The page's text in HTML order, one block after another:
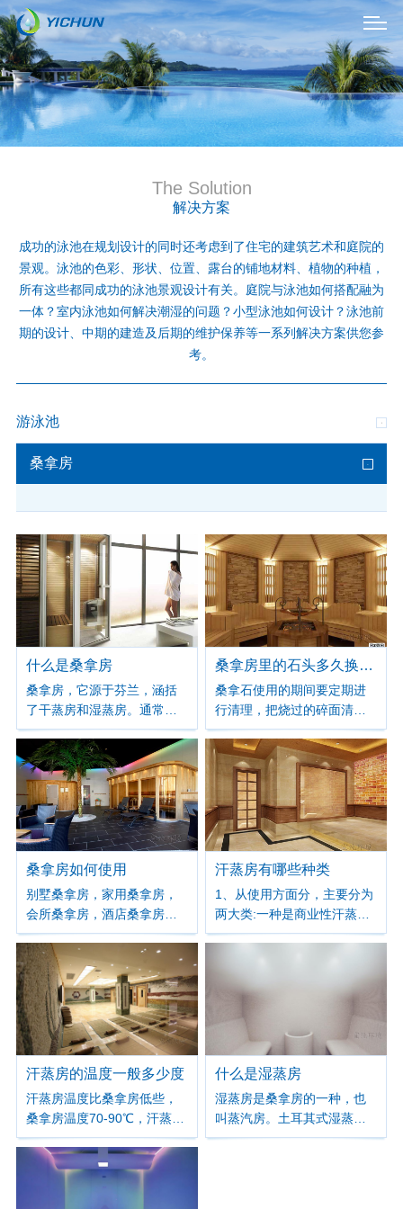
The Solution
解决方案
成功的泳池在规划设计的同时还考虑到了住宅的建筑艺术和庭院的
景观。泳池的色彩、形状、位置、露台的铺地材料、植物的种植，
所有这些都同成功的泳池景观设计有关。庭院与泳池如何搭配融为
一体？室内泳池如何解决潮湿的问题？小型泳池如何设计？泳池前
期的设计、中期的建造及后期的维护保养等一系列解决方案供您参
考。
游泳池
桑拿房
什么是桑拿房
桑拿房，它源于芬兰，涵括
了干蒸房和湿蒸房。通常所
说的桑拿房指的是干蒸房，
像蒸汽房指的是湿蒸房。传
统桑拿房利用矿物石的烧
灼，并于其上泼水以产生蒸
汽。现今桑拿房则是利用远
红外和负离子、有排风湿等
多种功效，因此也颇受大家
的欢迎。
桑拿房里的石头多久换一次
桑拿石使用的期间要定期进
行清理，把烧过的碎面清理
出去，并补充新的石头。根
据使用的频繁度，桑拿石一
到两年需要彻底更换一次。
桑拿房如何使用
别墅桑拿房，家用桑拿房，
会所桑拿房，酒店桑拿房，
船舶桑拿房 越来越多的人会
考虑到拥有一个桑拿房，建
造一个桑拿房，购买一个桑
拿房。 那么有没有想过桑拿
房应该怎么使用呢？
汗蒸房有哪些种类
1、从使用方面分，主要分为
两大类:一种是商业性汗蒸
房，即是利用汗蒸房来做生
一般容纳人数较多;另一种是
家庭用汗蒸房，这种汗蒸房
一般容纳人数较少，可供自
家人平常使用，不对外营
业。
汗蒸房的温度一般多少度
汗蒸房温度比桑拿房低些，
桑拿房温度70-90℃，汗蒸房
通常30-50℃。
什么是湿蒸房
湿蒸房是桑拿房的一种，也
叫蒸汽房。土耳其式湿蒸房
低温高湿，利用蒸汽设备把